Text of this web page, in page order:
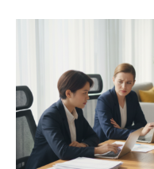
des
problèmes
fréquents
témoignages